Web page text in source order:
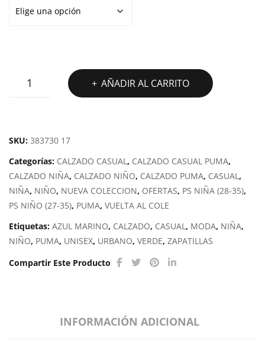
SL
V
PS
cantidad
AÑADIR AL CARRITO
SKU: 383730 17
Categorías: CALZADO CASUAL , CALZADO CASUAL PUMA,
CALZADO NIÑA, CALZADO NIÑO, CALZADO PUMA, CASUAL ,
NIÑA, NIÑO, NUEVA COLECCION, OFERTAS, PS NIÑA (28-35),
PS NIÑO (27-35), PUMA, VUELTA AL COLE
Etiquetas: AZUL MARINO, CALZADO, CASUAL , MODA, NIÑA,
NIÑO, PUMA, UNISEX, URBANO, VERDE, ZAPATILLAS
Compartir Este Producto
INFORMACIÓN ADICIONAL